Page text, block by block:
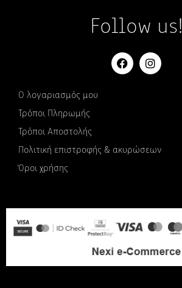
Follow us!
Ο λογαριασμός μου
Τρόποι Πληρωμής
Τρόποι Αποστολής
Πολιτική επιστροφής & ακυρώσεων
Όροι χρήσης